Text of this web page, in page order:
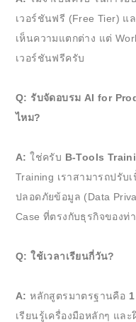
เวอร์ชันฟรี (Free Tier) แ
เห็นความแตกต่าง แต่
เวอร์ชันฟรีครับ
Q: รับจัดอบรม AI for
ไหม?
A: ใช่ครับ B-Tools
Training เราสามารถปรับ
ปลอดภัยข้อมูล (Data
Case ที่ตรงกับธุรกิจของท่
Q: ใช้เวลาเรียนกี่วัน?
A: หลักสูตรมาตรฐานคือ
เรียนรู้เครื่องมือหลักๆ แล